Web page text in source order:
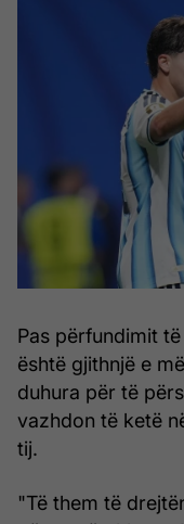
Pas përfundimit
është gjithnjë e
duhura për të
vazhdon të ketë
tij.
"Të them të